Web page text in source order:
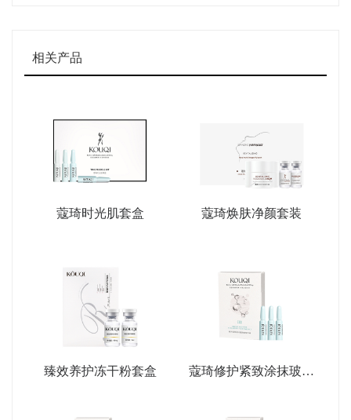
相关产品
蔻琦时光肌套盒 蔻琦焕肤净颜套装
臻效养护冻干粉套盒
蔻琦修护紧致涂抹玻尿